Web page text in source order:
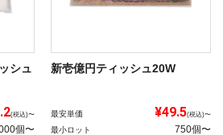
シュ
(税込)〜
個〜
新壱億円ティッシュ20W
最安単価 ¥49.5(税込)〜
最小ロット 750個〜